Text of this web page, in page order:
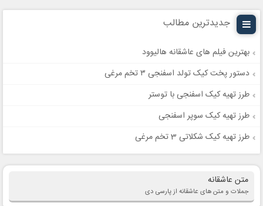
جدیدترین مطالب
بهترین فیلم های عاشقانه هالیوود
دستور پخت کیک تولد اسفنجی ۳ تخم مرغی
طرز تهیه کیک اسفنجی با توستر
طرز تهیه کیک سوپر اسفنجی
طرز تهیه کیک شکلاتی 3 تخم مرغی
متن عاشقانه
جملات و متن های عاشقانه از پارسی دی